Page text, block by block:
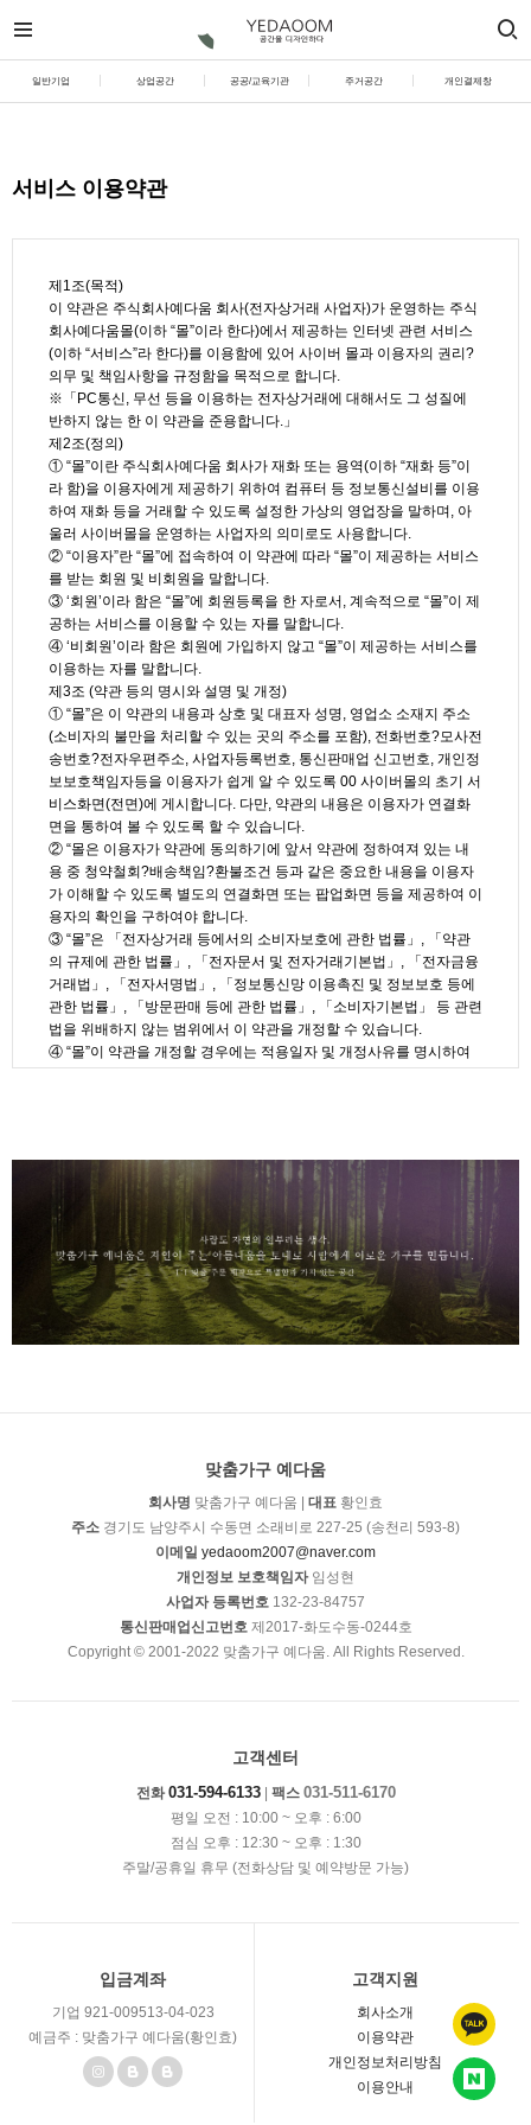
일반기업 상업공간 공공/교육기관 주거공간 개인결제창
서비스 이용약관
제1조(목적)
이 약관은 주식회사예다움 회사(전자상거래 사업자)가 운영하는 주식
회사예다움몰(이하 “몰”이라 한다)에서 제공하는 인터넷 관련 서비스
(이하 “서비스”라 한다)를 이용함에 있어 사이버 몰과 이용자의 권리?
의무 및 책임사항을 규정함을 목적으로 합니다.
※「PC통신, 무선 등을 이용하는 전자상거래에 대해서도 그 성질에
반하지 않는 한 이 약관을 준용합니다.」
제2조(정의)
① “몰”이란 주식회사예다움 회사가 재화 또는 용역(이하 “재화 등”이
라 함)을 이용자에게 제공하기 위하여 컴퓨터 등 정보통신설비를 이용
하여 재화 등을 거래할 수 있도록 설정한 가상의 영업장을 말하며, 아
울러 사이버몰을 운영하는 사업자의 의미로도 사용합니다.
② “이용자”란 “몰”에 접속하여 이 약관에 따라 “몰”이 제공하는 서비스
를 받는 회원 및 비회원을 말합니다.
③ ‘회원’이라 함은 “몰”에 회원등록을 한 자로서, 계속적으로 “몰”이 제
공하는 서비스를 이용할 수 있는 자를 말합니다.
④ ‘비회원’이라 함은 회원에 가입하지 않고 “몰”이 제공하는 서비스를
이용하는 자를 말합니다.
제3조 (약관 등의 명시와 설명 및 개정)
① “몰”은 이 약관의 내용과 상호 및 대표자 성명, 영업소 소재지 주소
(소비자의 불만을 처리할 수 있는 곳의 주소를 포함), 전화번호?모사전
송번호?전자우편주소, 사업자등록번호, 통신판매업 신고번호, 개인정
보보호책임자등을 이용자가 쉽게 알 수 있도록 00 사이버몰의 초기 서
비스화면(전면)에 게시합니다. 다만, 약관의 내용은 이용자가 연결화
면을 통하여 볼 수 있도록 할 수 있습니다.
② “몰은 이용자가 약관에 동의하기에 앞서 약관에 정하여져 있는 내
용 중 청약철회?배송책임?환불조건 등과 같은 중요한 내용을 이용자
가 이해할 수 있도록 별도의 연결화면 또는 팝업화면 등을 제공하여 이
용자의 확인을 구하여야 합니다.
③ “몰”은 「전자상거래 등에서의 소비자보호에 관한 법률」, 「약관
의 규제에 관한 법률」, 「전자문서 및 전자거래기본법」, 「전자금융
거래법」, 「전자서명법」, 「정보통신망 이용촉진 및 정보보호 등에
관한 법률」, 「방문판매 등에 관한 법률」, 「소비자기본법」 등 관련
법을 위배하지 않는 범위에서 이 약관을 개정할 수 있습니다.
④ “몰”이 약관을 개정할 경우에는 적용일자 및 개정사유를 명시하여
자가 알기 쉽도록 표시합니다.
⑤ “몰”이 약관을 개정할 경우에는 그 개정약관은 그 적용일자 이후에
체결되는 계약에만 적용되고 그 이전에 이미 체결된 계약에 대해서는
개정 전의 약관조항이 그대로 적용됩니다. 다만 이미 계약을 체결한 이
용자가 개정약관 조항의 적용을 받기를 원하는 뜻을 제3항에 의한 개
정약관의 공지기간 내에 “몰”에 송신하여 “몰”의 동의를 받은 경우에는
개정약관 조항이 적용됩니다.
⑥ 이 약관에서 정하지 아니한 사항과 이 약관의 해석에 관하여는 전자
상거래 등에서의 소비자보호에 관한 법률, 약관의 규제 등에 관한 법
제4조(서비스의 제공 및 변경)
1. 재화 또는 용역에 대한 정보 제공 및 구매계약의 체결
2. 구매계약이 체결된 재화 또는 용역의 배송
3. 기타 “몰”이 정하는 업무
② “몰”은 재화 또는 용역의 품절 또는 기술적 사양의 변경 등의 경우에
는 장차 체결되는 계약에 의해 제공할 재화 또는 용역의 내용을 변경할
수 있습니다. 이 경우에는 변경된 재화 또는 용역의 내용 및 제공일자
를 명시하여 현재의 재화 또는 용역의 내용을 게시한 곳에 즉시 공지합
③ “몰”이 제공하기로 이용자와 계약을 체결한 서비스의 내용을 재화
등의 품절 또는 기술적 사양의 변경 등의 사유로 변경할 경우에는 그
① “몰”은 컴퓨터 등 정보통신설비의 보수점검?교체 및 고장, 통신의
두절 등의 사유가 발생한 경우에는 서비스의 제공을 일시적으로 중단
② “몰”은 제1항의 사유로 서비스의 제공이 일시적으로 중단됨으로 인
자에게 통지하고 당초 “몰”에서 제시한 조건에 따라 소비자에게 보상
들의 마일리지 또는 적립금 등을 “몰”에서 통용되는 통화가치에 상응
하는 현물 또는 현금으로 이용자에게 지급합니다.
제6조(회원가입)
① 이용자는 “몰”이 정한 가입 양식에 따라 회원정보를 기입한 후 이 약
맞춤가구 예다움
회사명 맞춤가구 예다움 | 대표 황인효
주소 경기도 남양주시 수동면 소래비로 227-25 (송천리 593-8)
이메일 yedaoom2007@naver.com
개인정보 보호책임자임성현
사업자 등록번호 132-23-84757
통신판매업신고번호제2017-화도수동-0244호
Copyright © 2001-2022 맞춤가구 예다움. All Rights Reserved.
고객센터
전화 031-594-6133| 팩스 031-511-6170
평일 오전 : 10:00 ~ 오후 : 6:00
점심 오후 : 12:30 ~ 오후 : 1:30
주말/공휴일 휴무 (전화상담 및 예약방문 가능)
입금계좌
기업 921-009513-04-023
예금주 : 맞춤가구 예다움(황인효)
고객지원
회사소개
이용약관
개인정보처리방침
이용안내